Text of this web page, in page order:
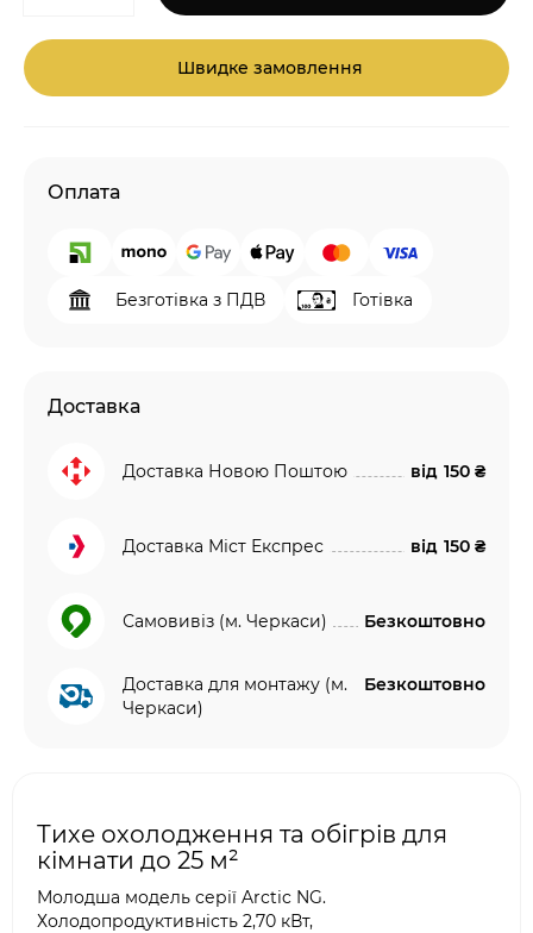
Швидке замовлення
Оплата
Безготівка з ПДВ Готівка
Доставка
Доставка Новою Поштою від 150 ₴
Доставка Міст Експрес від 150 ₴
Самовивіз (м. Черкаси) Безкоштовно
Доставка для монтажу (м.
Черкаси)
Безкоштовно
Тихе охолодження та обігрів для
кімнати до 25 м²
Молодша модель серії Arctic NG.
Холодопродуктивність 2,70 кВт,